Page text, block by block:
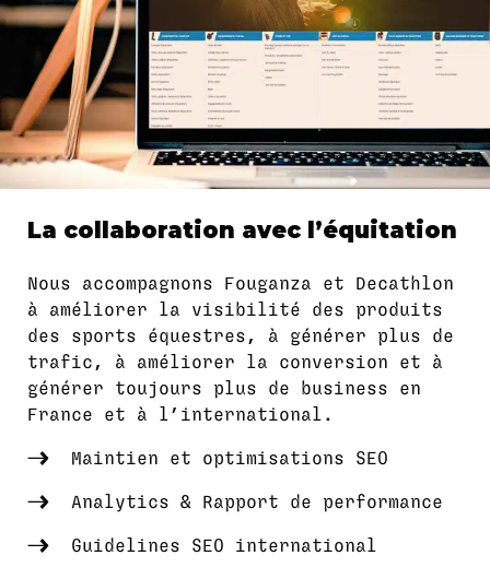
La collaboration avec l’équitation
Nous accompagnons Fouganza et Decathlon
à améliorer la visibilité des produits
des sports équestres, à générer plus de
trafic, à améliorer la conversion et à
générer toujours plus de business en
France et à l’international.
Maintien et optimisations SEO
Analytics & Rapport de performance
Guidelines SEO international